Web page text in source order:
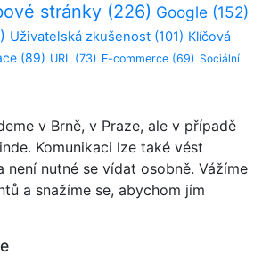
stránky (226) Google (152)
Uživatelská zkušenost (101) Klíčová
(89) URL (73) E-commerce (69) Sociální
v Brně, v Praze, ale v případě
Komunikaci lze také vést
není nutné se vídat osobně. Vážíme
a snažíme se, abychom jím